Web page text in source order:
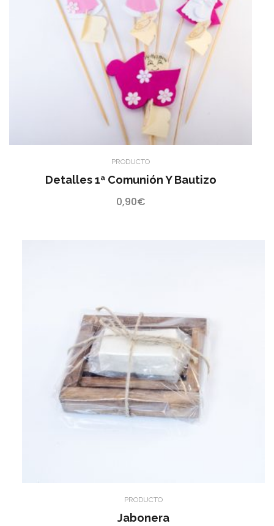
PRODUCTO
Detalles 1ª Comunión Y Bautizo
0,90€
PRODUCTO
Jabonera